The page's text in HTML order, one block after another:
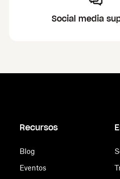
Social media
Recursos
Blog
Eventos